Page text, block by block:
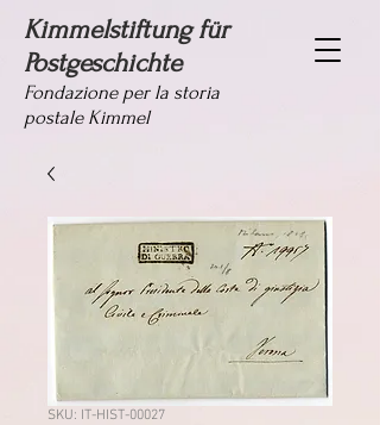
Kimmelstiftung für
Postgeschichte
Fondazione per la storia
postale Kimmel
SKU: IT-HIST-00027